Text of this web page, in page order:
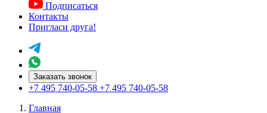
Подписаться
Контакты
Пригласи друга!
Заказать звонок
+7 495 740-05-58 +7 495 740-05-58
Главная